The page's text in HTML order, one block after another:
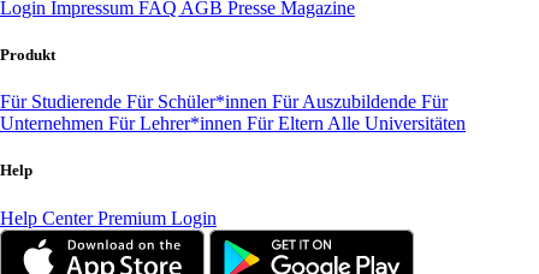
Login Impressum FAQ AGB Presse Magazine
Produkt
Für Studierende Für Schüler*innen Für Auszubildende Für
Unternehmen Für Lehrer*innen Für Eltern Alle Universitäten
Help
Help CenterPremium Login